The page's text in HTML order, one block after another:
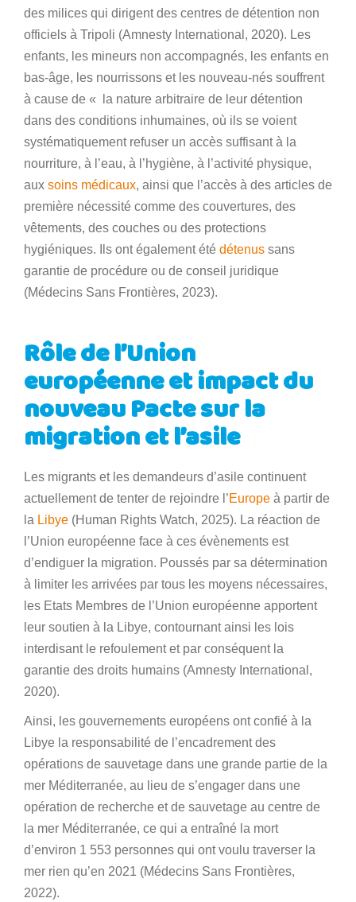
des milices qui dirigent des centres de détention non
officiels à Tripoli (Amnesty International, 2020). Les
enfants, les mineurs non accompagnés, les enfants en
bas-âge, les nourrissons et les nouveau-nés souffrent
à cause de « la nature arbitraire de leur détention
dans des conditions inhumaines, où ils se voient
systématiquement refuser un accès suffisant à la
nourriture, à l’eau, à l’hygiène, à l’activité physique,
aux soins médicaux, ainsi que l’accès à des articles de
première nécessité comme des couvertures, des
vêtements, des couches ou des protections
hygiéniques. Ils ont également été détenus sans
garantie de procédure ou de conseil juridique
(Médecins Sans Frontières, 2023).
Rôle de l’Union
européenne et impact du
nouveau Pacte sur la
migration et l’asile
Les migrants et les demandeurs d’asile continuent
actuellement de tenter de rejoindre l’Europe à partir de
la Libye (Human Rights Watch, 2025). La réaction de
l’Union européenne face à ces évènements est
d’endiguer la migration. Poussés par sa détermination
à limiter les arrivées par tous les moyens nécessaires,
les Etats Membres de l’Union européenne apportent
leur soutien à la Libye, contournant ainsi les lois
interdisant le refoulement et par conséquent la
garantie des droits humains (Amnesty International,
2020).
Ainsi, les gouvernements européens ont confié à la
Libye la responsabilité de l’encadrement des
opérations de sauvetage dans une grande partie de la
mer Méditerranée, au lieu de s’engager dans une
opération de recherche et de sauvetage au centre de
la mer Méditerranée, ce qui a entraîné la mort
d’environ 1 553 personnes qui ont voulu traverser la
mer rien qu’en 2021 (Médecins Sans Frontières,
2022).